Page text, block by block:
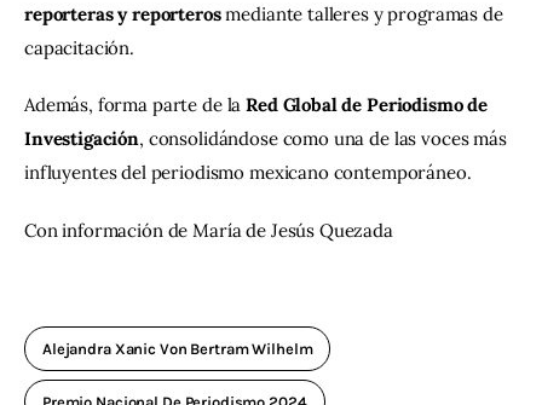
reporteras y reporteros mediante talleres y programas de
capacitación.
Además, forma parte de la Red Global de Periodismo de
Investigación, consolidándose como una de las voces más
influyentes del periodismo mexicano contemporáneo.
Con información de María de Jesús Quezada
Alejandra Xanic Von Bertram Wilhelm